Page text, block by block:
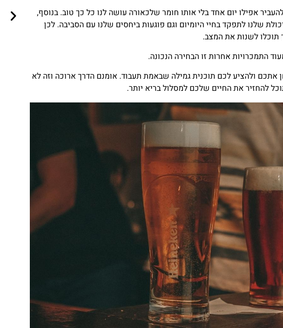
אפילו יום אחד בלי אותו חומר שלכאורה עושה לנו כל כך טוב. בנוסף,
שלנו לתפקד בחיי היומיום וגם פוגעות ביחסים שלנו עם הסביבה. לכן
תוכלו לשנות את המצב.
התמכרויות אחרות זו הבחירה הנכונה.
אתכם ולהציע לכם תוכנית גמילה שבאמת תעבוד. אומנם הדרך ארוכה וזה לא
להחזיר את החיים שלכם למסלול בריא יותר.